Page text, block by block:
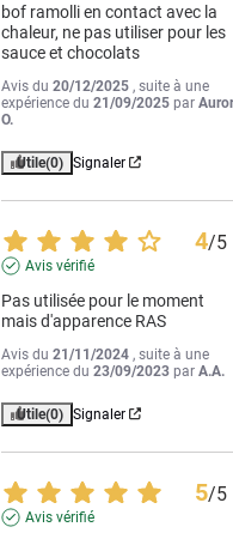
bof ramolli en contact avec la
chaleur, ne pas utiliser pour les
sauce et chocolats
Avis du20/12/2025 , suite à une
expérience du21/09/2025 par
O.
Utile(0) Signaler
4/5
Avis vérifié
Pas utilisée pour le moment
mais d'apparence RAS
Avis du21/11/2024 , suite à une
expérience du23/09/2023 parA.A.
Utile(0) Signaler
5/5
Avis vérifié